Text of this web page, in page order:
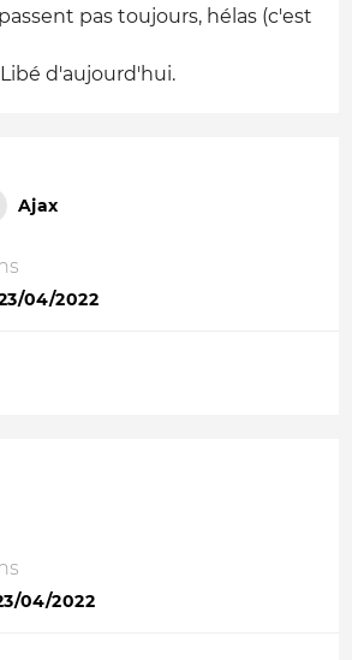
pas toujours, hélas (c'est
d'aujourd'hui.
Ajax
04/2022
04/2022